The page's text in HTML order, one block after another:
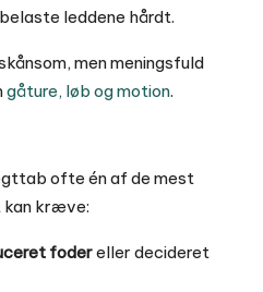
belaste leddene hårdt.
men meningsfuld
gåture, løb og motion.
ofte én af de mest
kan kræve:
fodereller decideret